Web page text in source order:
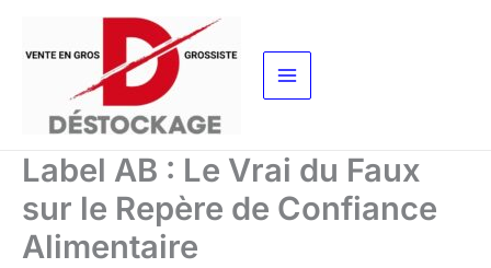
contenu
Label AB : Le Vrai du Faux
sur le Repère de Confiance
Alimentaire